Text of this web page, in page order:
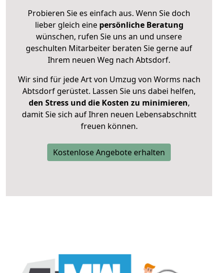
Probieren Sie es einfach aus. Wenn Sie doch
lieber gleich eine persönliche Beratung
wünschen, rufen Sie uns an und unsere
geschulten Mitarbeiter beraten Sie gerne auf
Ihrem neuen Weg nach Abtsdorf.
Wir sind für jede Art von Umzug von Worms nach
Abtsdorf gerüstet. Lassen Sie uns dabei helfen,
den Stress und die Kosten zu minimieren,
damit Sie sich auf Ihren neuen Lebensabschnitt
freuen können.
Kostenlose Angebote erhalten